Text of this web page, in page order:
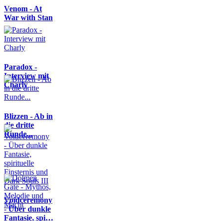
Venom - At
War with Stan
Paradox -
Interview mit
Charly
Blizzen - Ab in
die dritte
Runde...
Voidceremony
- Über dunkle
Fantasie, spi…